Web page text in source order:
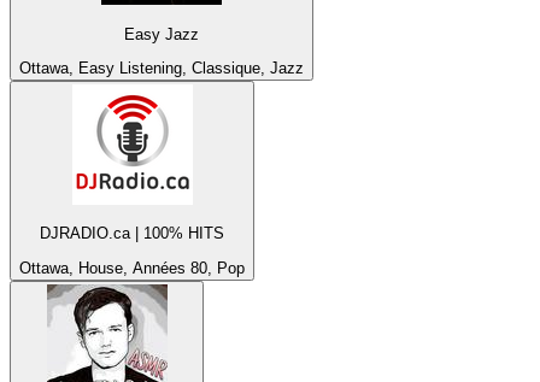
Easy Jazz
Ottawa, Easy Listening, Classique, Jazz
DJRADIO.ca | 100% HITS
Ottawa, House, Années 80, Pop